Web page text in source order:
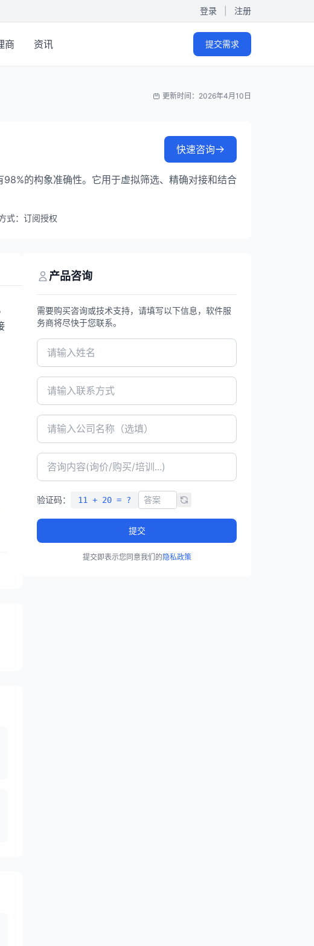
登录 注册
商 资讯 提交需求
更新时间：2026年4月10日
快速咨询
的构象准确性。它用于虚拟筛选、精确对接和结合
式：订阅授权
产品咨询
需要购买咨询或技术支持，请填写以下信息，软件服
务商将尽快于您联系。
验证码： 11 + 20 = ?
提交
提交即表示您同意我们的隐私政策